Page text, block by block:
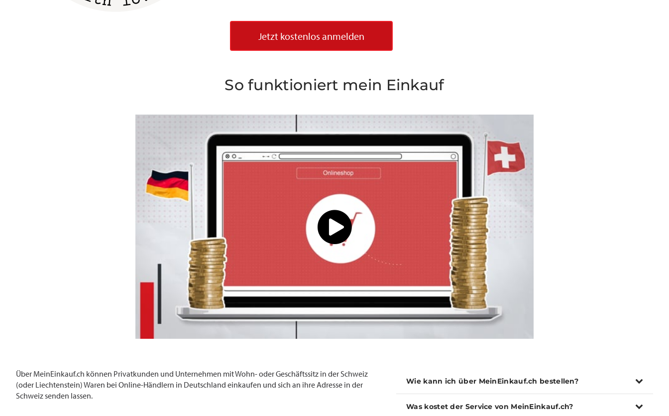
Jetzt kostenlos anmelden
So funktioniert mein Einkauf
Über MeinEinkauf.ch können Privatkunden und Unternehmen mit Wohn- oder Geschäftssitz in der Schweiz
(oder Liechtenstein) Waren bei Online-Händlern in Deutschland einkaufen und sich an ihre Adresse in der
Schweiz senden lassen.
Wie kann ich über MeinEinkauf.ch bestellen?
Was kostet der Service von MeinEinkauf.ch?